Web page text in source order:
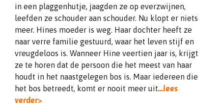
in een plaggenhutje, jaagden ze op everzwijnen,
leefden ze schouder aan schouder. Nu klopt er niets
meer. Hines moeder is weg. Haar dochter heeft ze
naar verre familie gestuurd, waar het leven stijf en
vreugdeloos is. Wanneer Hine veertien jaar is, krijgt
ze te horen dat de persoon die het meest van haar
houdt in het naastgelegen bos is. Maar iedereen die
het bos betreedt, komt er nooit meer uit…lees
verder>